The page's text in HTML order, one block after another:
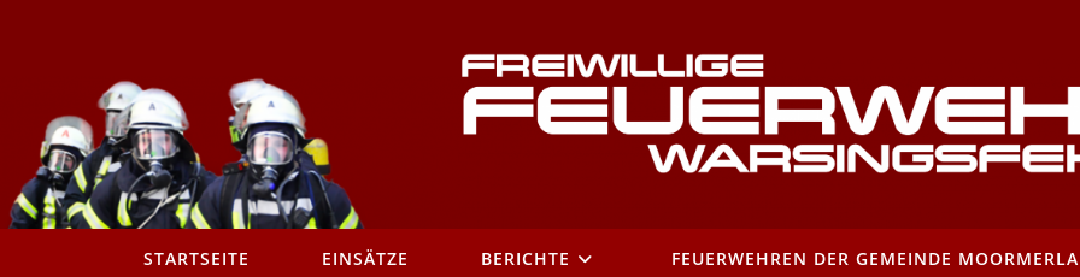
STARTSEITE EINSÄTZE BERICHTE FEUERWEHREN DER GEMEINDE